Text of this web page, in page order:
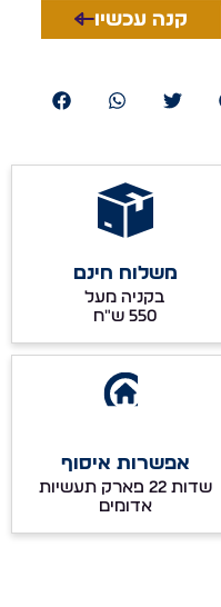
קנה עכשיו
משלוח חינם
בקניה מעל
אפשרות איסוף
שדות 22 פארק תעשיות
אדומים